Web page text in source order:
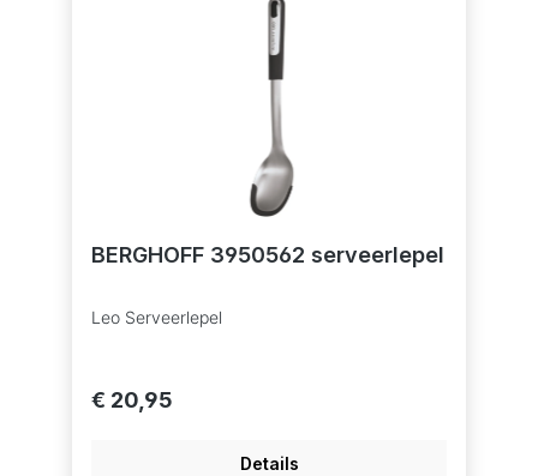
BERGHOFF 3950562 serveerlepel
Leo Serveerlepel
€ 20,95
Details